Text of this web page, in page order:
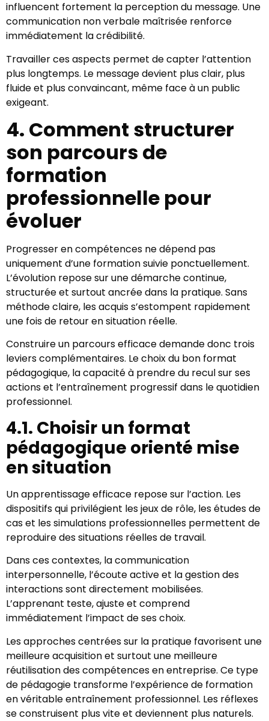
influencent fortement la perception du message. Une
communication non verbale maîtrisée renforce
immédiatement la crédibilité.
Travailler ces aspects permet de capter l’attention
plus longtemps. Le message devient plus clair, plus
fluide et plus convaincant, même face à un public
exigeant.
4. Comment structurer
son parcours de
formation
professionnelle pour
évoluer
Progresser en compétences ne dépend pas
uniquement d’une formation suivie ponctuellement.
L’évolution repose sur une démarche continue,
structurée et surtout ancrée dans la pratique. Sans
méthode claire, les acquis s’estompent rapidement
une fois de retour en situation réelle.
Construire un parcours efficace demande donc trois
leviers complémentaires. Le choix du bon format
pédagogique, la capacité à prendre du recul sur ses
actions et l’entraînement progressif dans le quotidien
professionnel.
4.1. Choisir un format
pédagogique orienté mise
en situation
Un apprentissage efficace repose sur l’action. Les
dispositifs qui privilégient les jeux de rôle, les études de
cas et les simulations professionnelles permettent de
reproduire des situations réelles de travail.
Dans ces contextes, la communication
interpersonnelle, l’écoute active et la gestion des
interactions sont directement mobilisées.
L’apprenant teste, ajuste et comprend
immédiatement l’impact de ses choix.
Les approches centrées sur la pratique favorisent une
meilleure acquisition et surtout une meilleure
réutilisation des compétences en entreprise. Ce type
de pédagogie transforme l’expérience de formation
en véritable entraînement professionnel. Les réflexes
se construisent plus vite et deviennent plus naturels.